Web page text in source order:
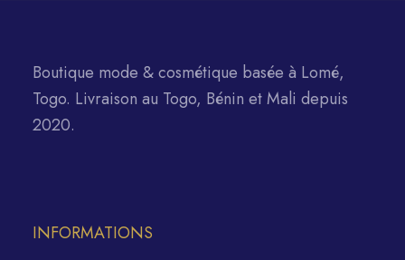
Boutique mode & cosmétique basée à Lomé,
Togo. Livraison au Togo, Bénin et Mali depuis
2020.
INFORMATIONS